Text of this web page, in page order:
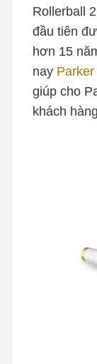
Rollerball
đầu tiên
hơn 15
nay Parker
giúp cho
khách